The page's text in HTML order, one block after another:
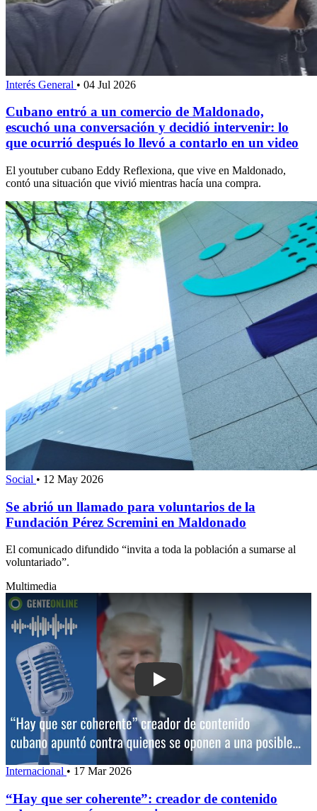
Interés General • 04 Jul 2026
Cubano entró a un comercio de Maldonado,
escuchó una conversación y decidió intervenir: lo
que ocurrió después lo llevó a contarlo en un video
El youtuber cubano Eddy Reflexiona, que vive en Maldonado,
contó una situación que vivió mientras hacía una compra.
Social • 12 May 2026
Se abrió un llamado para voluntarios de la
Fundación Pérez Scremini en Maldonado
El comunicado difundido “invita a toda la población a sumarse al
voluntariado”.
Multimedia
Play: “Hay que ser coherente”:
Internacional • 17 Mar 2026
“Hay que ser coherente”: creador de contenido